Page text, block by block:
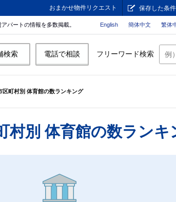
おまかせ物件リクエスト 保存した条件
パートの情報を多数掲載。 English 簡体中文 繁体
検索 電話で相談 フリーワード検索
区町村別 体育館の数ランキング
村別 体育館の数ランキ